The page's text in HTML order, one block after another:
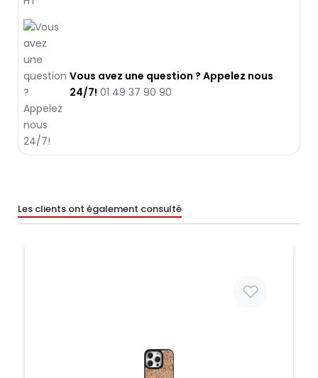
Vous avez une question ? Appelez nous
24/7! 01 49 37 90 90
Les clients ont également consulté